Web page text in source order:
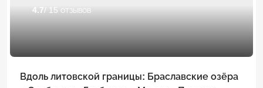
4.7/ 15 отзывов
Вдоль литовской границы: Браславские озёра